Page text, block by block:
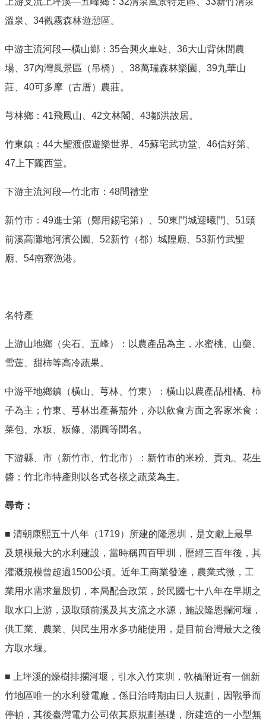
溫泉、34觀霧森林遊憩區。
中游主流河段—橫山鄉：35合興火車站、36大山背休閒農
場、37內灣風景區（吊橋）、38萬瑞森林樂園、39九華山
莊、40可多摩（古厝）農莊。
芎林鄉：41飛鳳山、42文林閣、43鄒洪故居。
竹東鎮：44大聖渡假遊樂世界、45蘇宅武功堂、46信好第、
47上下隴西堂。
下游主流河段—竹北市：48問禮堂
新竹市：49進士第（鄭用錫宅第）、50東門城迎曦門、51頭
前溪高灘地河濱公園、52新竹（都）城隍廟、53新竹武聖
廟、54南寮漁港。
名特產
上游山地鄉（尖石、五峰）：以農產品為主，水蜜桃、山藥、
雪蓮、甜柿等高冷蔬果。
中游平地鄉鎮（橫山、芎林、竹東）：橫山以農產品柑橘、柿
子為主；竹東、芎林出產蕃茄外，亦以飲食方面之客家米食：
菜包、水粄、粄條、湯圓等聞名。
下游縣、市（新竹市、竹北市）：新竹市的米粉、貢丸、花生
醬；竹北市特產則以各式各樣之蔬菜為主。
尋奇：
■ 清朝康熙五十八年（1719）所建的隆恩圳，是文獻上最早
及規模最大的水利建設，當時稱四百甲圳，歷經三百年後，其
灌溉規模曾超過1500公頃。近年工商業發達，農業式微，工
業用水需求量殷切，本局配合政策，於民國七十八年在早期之
取水口上游，汲取頭前溪及其支流之水源，施設隆恩攔河堰，
供工業、農業、與民生用水多功能使用，是目前台灣最大之後
方取水堰。
■ 上坪溪的燥樹排攔河堰，引水入竹東圳，軟橋附近有一個新
竹地區唯一的水利發電廠，係日治時期由日人規劃，因戰爭而
停頓，其後臺灣電力公司依其原規劃基礎，所建造的一小型無